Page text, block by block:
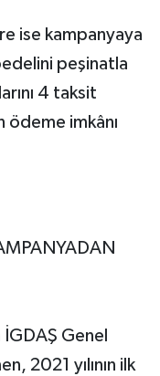
ise kampanyaya
peşinatla
4 taksit
ödeme imkânı
Genel
2021 yılının ilk